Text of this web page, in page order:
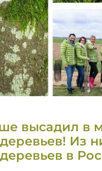
высадил в
Из
в